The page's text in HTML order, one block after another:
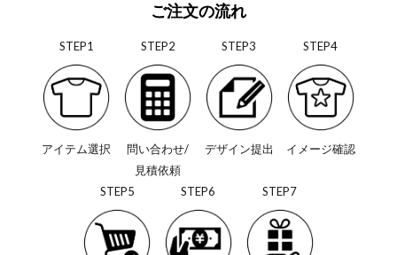
ご注文の流れ
STEP1
アイテム選択
STEP2
問い合わせ/
見積依頼
STEP3
デザイン提出
STEP4
イメージ確認
STEP5 STEP6 STEP7